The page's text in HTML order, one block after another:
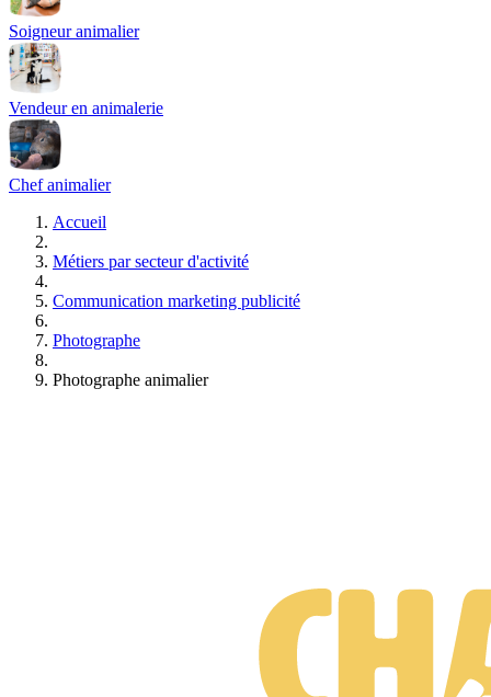
Soigneur animalier
Vendeur en animalerie
Chef animalier
Accueil
Métiers par secteur d'activité
Communication marketing publicité
Photographe
Photographe animalier